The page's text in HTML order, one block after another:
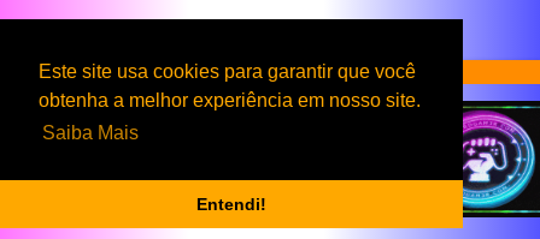
Este site usa cookies para garantir que você
obtenha a melhor experiência em nosso site.
Saiba Mais
Entendi!
Serviços & Produtos HardGam3r